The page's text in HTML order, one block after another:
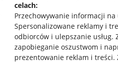
celach:
Przechowywanie informacji
Spersonalizowane reklamy i
odbiorców i ulepszanie usług.
zapobieganie oszustwom i
prezentowanie reklam i treści.